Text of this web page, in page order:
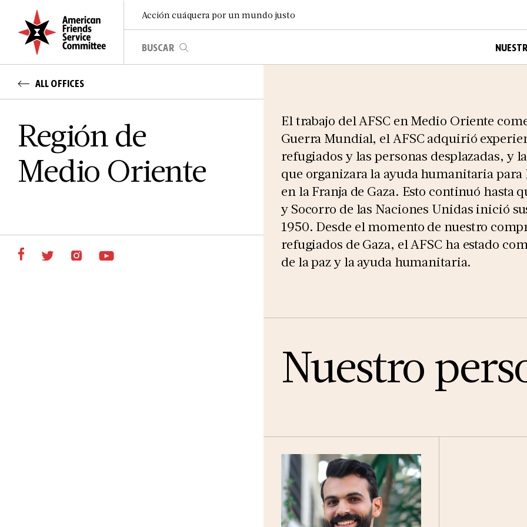
Acción cuáquera por un mundo justo
ALL OFFICES
Región de
Medio Oriente
El trabajo del AFSC en Medio Oriente
Guerra Mundial, el AFSC adquirió
refugiados y las personas desplazadas, y
que organizara la ayuda humanitaria
en la Franja de Gaza. Esto continuó hasta
y Socorro de las Naciones Unidas inició
1950. Desde el momento de nuestro
refugiados de Gaza, el AFSC ha estado
de la paz y la ayuda humanitaria.
Nuestro